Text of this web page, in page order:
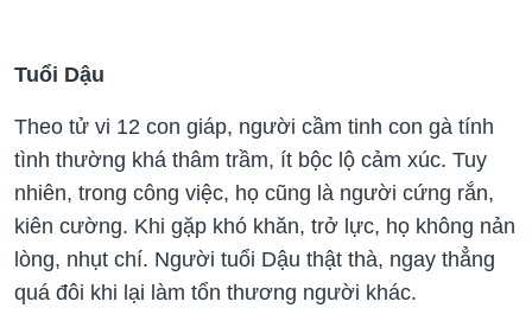
Tuổi Dậu
Theo tử vi 12 con giáp, người cầm tinh con gà tính
tình thường khá thâm trầm, ít bộc lộ cảm xúc. Tuy
nhiên, trong công việc, họ cũng là người cứng rắn,
kiên cường. Khi gặp khó khăn, trở lực, họ không nản
lòng, nhụt chí. Người tuổi Dậu thật thà, ngay thẳng
quá đôi khi lại làm tổn thương người khác.